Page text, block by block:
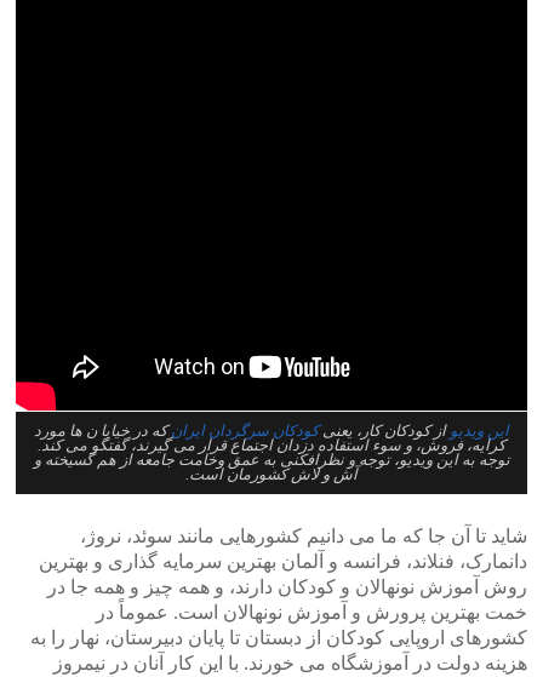
این ویدیو از کودکان کار، یعنیکودکان سرگردان ایرانکه در خیابا ن ها مورد
کرایه، فروش، و سوء استفاده دزدان اجتماع قرار می گیرند، گفتگو می کند.
توجه به این ویدیو، توجه و نظرافکنی به عمق وخامت جامعه از هم گسیخته و
آش و لاش کشورمان است.
شاید تا آن جا که ما می دانیم کشورهایی مانند سوئد، نروژ،
دانمارک، فنلاند، فرانسه و آلمان بهترین سرمایه گذاری و بهترین
روش آموزش نونهالان و کودکان دارند، و همه چیز و همه جا در
خمت بهترین پرورش و آموزش نونهالان است. عموماً در
کشورهای اروپایی کودکان از دبستان تا پایان دبیرستان، نهار را به
هزینه دولت در آموزشگاه می خورند. با این کار آنان در نیمروز